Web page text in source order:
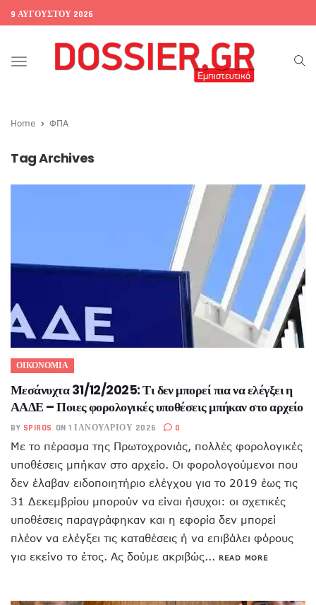
9 ΑΥΓΟΎΣΤΟΥ 2026
Toggle
Home ΦΠΑ
Tag Archives
ΟΙΚΟΝΟΜΙΑ
Μεσάνυχτα 31/12/2025: Τι δεν μπορεί πια να ελέγξει η
ΑΑΔΕ – Ποιες φορολογικές υποθέσεις μπήκαν στο αρχείο
BY SPIROS ON 1 ΙΑΝΟΥΑΡΊΟΥ 2026 0
Με το πέρασμα της Πρωτοχρονιάς, πολλές φορολογικές
υποθέσεις μπήκαν στο αρχείο. Οι φορολογούμενοι που
δεν έλαβαν ειδοποιητήριο ελέγχου για το 2019 έως τις
31 Δεκεμβρίου μπορούν να είναι ήσυχοι: οι σχετικές
υποθέσεις παραγράφηκαν και η εφορία δεν μπορεί
πλέον να ελέγξει τις καταθέσεις ή να επιβάλει φόρους
για εκείνο το έτος. Ας δούμε ακριβώς... READ MORE